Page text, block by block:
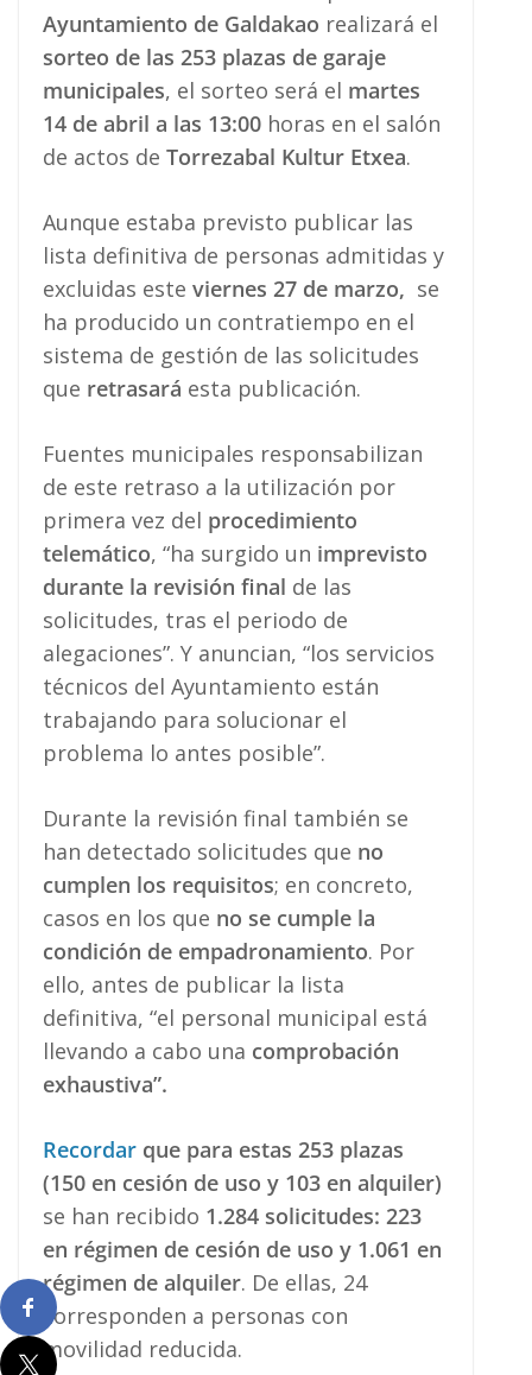
Ayuntamiento de Galdakao realizará el
sorteo de las 253 plazas de garaje
municipales, el sorteo será el martes
14 de abril a las 13:00 horas en el salón
de actos de Torrezabal Kultur Etxea.
Aunque estaba previsto publicar las
lista definitiva de personas admitidas y
excluidas este viernes 27 de marzo, se
ha producido un contratiempo en el
sistema de gestión de las solicitudes
que retrasará esta publicación.
Fuentes municipales responsabilizan
de este retraso a la utilización por
primera vez del procedimiento
telemático, “ha surgido un imprevisto
durante la revisión final de las
solicitudes, tras el periodo de
alegaciones”. Y anuncian, “los servicios
técnicos del Ayuntamiento están
trabajando para solucionar el
problema lo antes posible”.
Durante la revisión final también se
han detectado solicitudes que no
cumplen los requisitos; en concreto,
casos en los que no se cumple la
condición de empadronamiento. Por
ello, antes de publicar la lista
definitiva, “el personal municipal está
llevando a cabo una comprobación
exhaustiva”.
Recordar que para estas 253 plazas
(150 en cesión de uso y 103 en alquiler)
se han recibido 1.284 solicitudes: 223
en régimen de cesión de uso y 1.061 en
régimen de alquiler. De ellas, 24
corresponden a personas con
movilidad reducida.